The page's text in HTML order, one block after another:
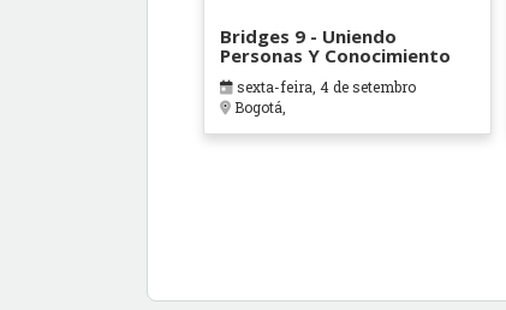
Bridges 9 - Uniendo
Personas Y Conocimiento
sexta-feira, 4 de setembro
Bogotá,